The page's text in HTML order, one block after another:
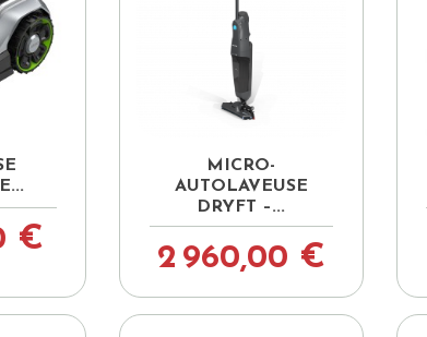
€
Aperçu rapide
MICRO-
AUTOLAVEUSE
DRYFT –...
2 960,00 €